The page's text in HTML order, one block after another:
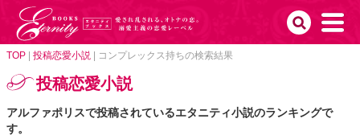
TOP 投稿恋愛小説 コンプレックス持ちの検索結果
投稿恋愛小説
アルファポリスで投稿されているエタニティ小説のランキングで
す。